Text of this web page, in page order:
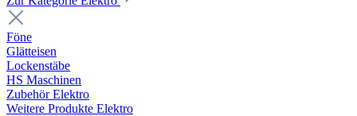
Föne
Glätteisen
Lockenstäbe
HS Maschinen
Zubehör Elektro
Weitere Produkte Elektro